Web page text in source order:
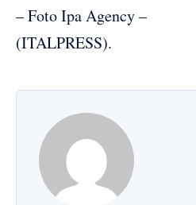
– Foto Ipa Agency –
(ITALPRESS).